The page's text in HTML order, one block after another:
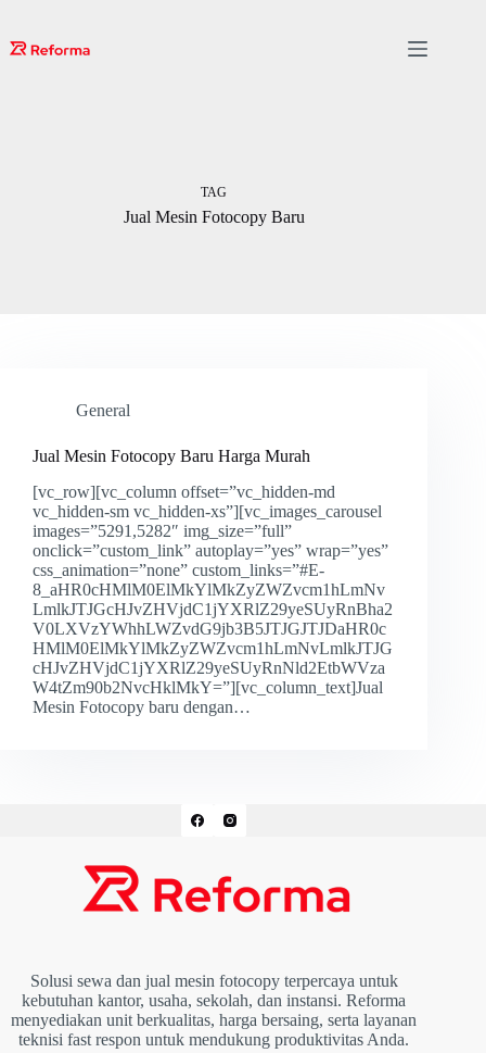
content
TAG
Jual Mesin Fotocopy Baru
General
Jual Mesin Fotocopy Baru Harga Murah
[vc_row][vc_column offset=”vc_hidden-md
vc_hidden-sm vc_hidden-xs”][vc_images_carousel
images=”5291,5282″ img_size=”full”
onclick=”custom_link” autoplay=”yes” wrap=”yes”
css_animation=”none” custom_links=”#E-
8_aHR0cHMlM0ElMkYlMkZyZWZvcm1hLmNv
LmlkJTJGcHJvZHVjdC1jYXRlZ29yeSUyRnBha2
V0LXVzYWhhLWZvdG9jb3B5JTJGJTJDaHR0c
HMlM0ElMkYlMkZyZWZvcm1hLmNvLmlkJTJG
cHJvZHVjdC1jYXRlZ29yeSUyRnNld2EtbWVza
W4tZm90b2NvcHklMkY=”][vc_column_text]Jual
Mesin Fotocopy baru dengan…
Solusi sewa dan jual mesin fotocopy terpercaya untuk
kebutuhan kantor, usaha, sekolah, dan instansi. Reforma
menyediakan unit berkualitas, harga bersaing, serta layanan
teknisi fast respon untuk mendukung produktivitas Anda.